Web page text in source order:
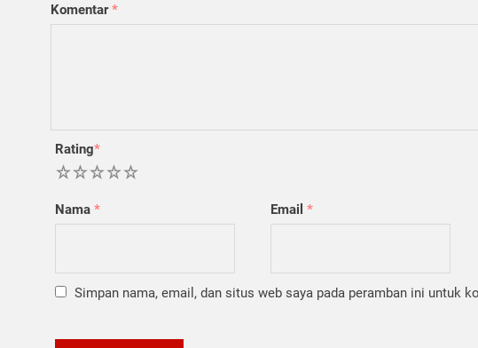
Komentar*
Rating*
5
4
3
2
Nama * Email *
Simpan nama, email, dan situs web saya pada peramban ini untuk